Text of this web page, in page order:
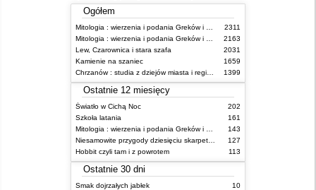
Ogółem
2311
2163
Lew, Czarownica i stara szafa
2031
Kamienie na szaniec
1659
1399
Ostatnie 12 miesięcy
Światło w Cichą Noc
202
Szkoła latania
161
143
127
Hobbit czyli tam i z powrotem
113
Ostatnie 30 dni
Smak dojrzałych jabłek
10